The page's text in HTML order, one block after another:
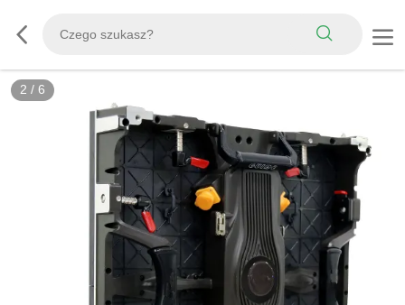
2 / 6